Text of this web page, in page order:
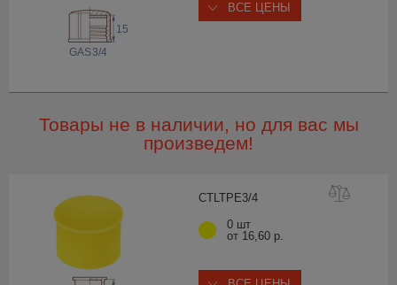
15
GAS 3/4
ВСЕ ЦЕНЫ
Товары не в наличии, но для вас мы
произведем!
CTLTPE3/4
0 шт
от 16,60 р.